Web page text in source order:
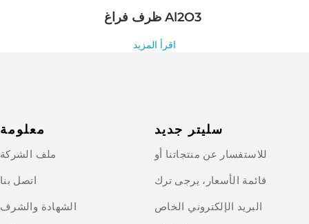
ظرف فراغ Al2O3
اقرأ المزيد
معلومة
ملف الشركة
اتصل بنا
الشهادة والشرف
سليتر جديد
للاستفسار عن منتجاتنا أو
قائمة الأسعار، يرجى ترك
البريد الإلكتروني الخاص